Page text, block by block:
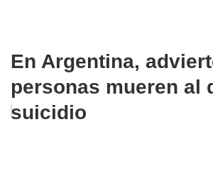
En Argentina,
personas mueren al
suicidio